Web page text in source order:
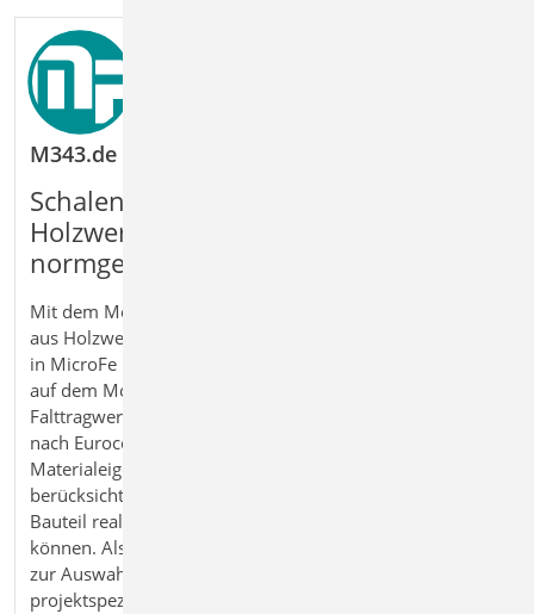
M343.de Schalentragwerke, Faltwerke aus
Schalen- und Falttragwerke aus
Holzwerkstoffen im FE
normgerecht nachweisen
Mit dem Modul M343.de Schalentragwerke, Faltwerke
aus Holzwerkstoffen erweitern Sie die Flächenbemessung
in MicroFe um verschiedene Holzwerkstoffe. Aufbauend
auf dem Modul M120.de können Schalen- und
Falttragwerke im 3D‑Modell auch für Holzwerkstoffe
nach Eurocode 5 nachgewiesen werden. Die
Materialeigenschaften werden automatisch
berücksichtigt, sodass maßgebende Spannungen im
Bauteil realitätsnah ermittelt und bewertet werden
können. Als Material stehen verschiedene Holzwerkstoffe
zur Auswahl, die über die Stammdaten verwaltet und
projektspezifisch erweitert werden können.